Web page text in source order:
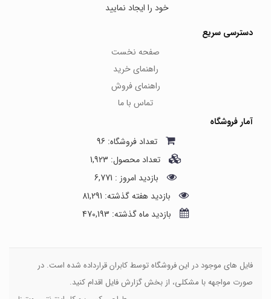
خود را ایجاد نمایید
دسترسی سریع
صفحه نخست
راهنمای خرید
راهنمای فروش
تماس با ما
آمار فروشگاه
تعداد فروشگاه: 96
تعداد محصول: 1,923
بازدید امروز : 6,771
بازدید هفته گذشته: 81,291
بازدید ماه گذشته: 470,193
فایل های موجود در این فروشگاه توسط کابران قرارداده شده است. در
صورت مواجهه با مشکلی، از بخش گزارش فایل اقدام کنید.